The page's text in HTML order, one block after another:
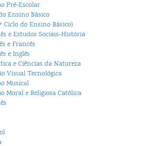
Pré-Escolar
Ensino Básico
Ciclo do Ensino Básico)
e Estudos Sociais-História
e Francês
e Inglês
e Ciências da Natureza
Visual Tecnológica
Musical
Moral e Religiosa Católica